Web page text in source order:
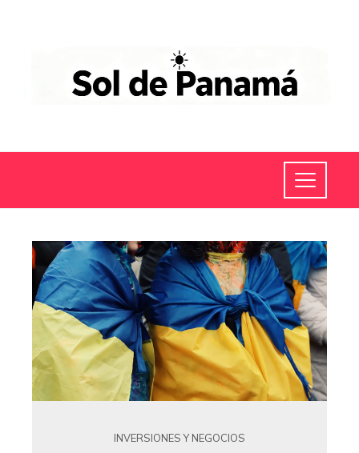
INVERSIONES Y NEGOCIOS